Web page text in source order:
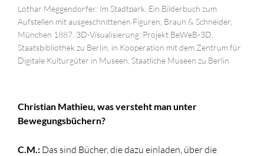
Lothar Meggendorfer: Im Stadtpark. Ein Bilderbuch zum
Aufstellen mit ausgeschnittenen Figuren, Braun & Schneider,
München 1887. 3D-Visualisierung: Projekt BeWeB-3D,
Staatsbibliothek zu Berlin, in Kooperation mit dem Zentrum für
Digitale Kulturgüter in Museen, Staatliche Museen zu Berlin
Christian Mathieu, was versteht man unter
Bewegungsbüchern?
C.M.: Das sind Bücher, die dazu einladen, über die